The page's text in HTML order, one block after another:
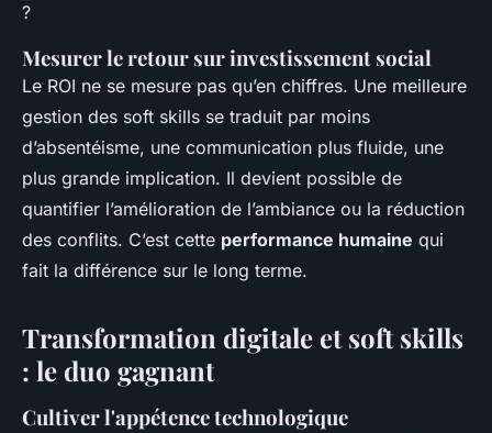
?
Mesurer le retour sur investissement social
Le ROI ne se mesure pas qu’en chiffres. Une meilleure
gestion des soft skills se traduit par moins
d’absentéisme, une communication plus fluide, une
plus grande implication. Il devient possible de
quantifier l’amélioration de l’ambiance ou la réduction
des conflits. C’est cette performance humaine qui
fait la différence sur le long terme.
Transformation digitale et soft skills
: le duo gagnant
Cultiver l'appétence technologique